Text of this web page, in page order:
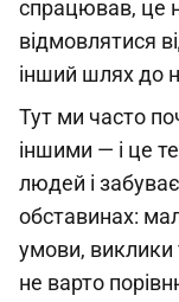
спрацював, це
відмовлятися
інший шлях до
Тут ми часто
іншими — і це
людей і
обставинах:
умови,
не варто